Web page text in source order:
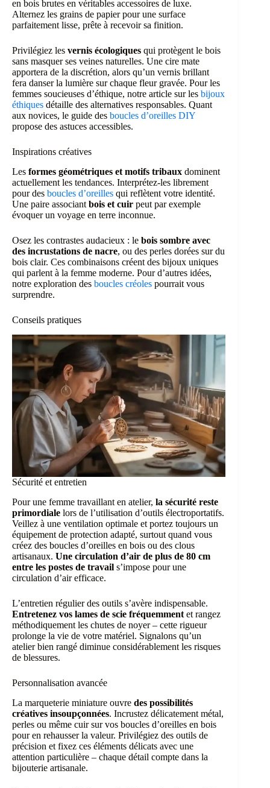
en bois brutes en véritables accessoires de luxe.
Alternez les grains de papier pour une surface
parfaitement lisse, prête à recevoir sa finition.
Privilégiez les vernis écologiques qui protègent le bois
sans masquer ses veines naturelles. Une cire mate
apportera de la discrétion, alors qu’un vernis brillant
fera danser la lumière sur chaque fleur gravée. Pour les
femmes soucieuses d’éthique, notre article sur les bijoux
éthiques détaille des alternatives responsables. Quant
aux novices, le guide des boucles d’oreilles DIY
propose des astuces accessibles.
Inspirations créatives
Les formes géométriques et motifs tribaux dominent
actuellement les tendances. Interprétez-les librement
pour des boucles d’oreilles qui reflètent votre identité.
Une paire associant bois et cuir peut par exemple
évoquer un voyage en terre inconnue.
Osez les contrastes audacieux : le bois sombre avec
des incrustations de nacre, ou des perles dorées sur du
bois clair. Ces combinaisons créent des bijoux uniques
qui parlent à la femme moderne. Pour d’autres idées,
notre exploration des boucles créoles pourrait vous
surprendre.
Conseils pratiques
Sécurité et entretien
Pour une femme travaillant en atelier, la sécurité reste
primordiale lors de l’utilisation d’outils électroportatifs.
Veillez à une ventilation optimale et portez toujours un
équipement de protection adapté, surtout quand vous
créez des boucles d’oreilles en bois ou des clous
artisanaux. Une circulation d’air de plus de 80 cm
entre les postes de travail s’impose pour une
circulation d’air efficace.
L’entretien régulier des outils s’avère indispensable.
Entretenez vos lames de scie fréquemment et rangez
méthodiquement les chutes de noyer – cette rigueur
prolonge la vie de votre matériel. Signalons qu’un
atelier bien rangé diminue considérablement les risques
de blessures.
Personnalisation avancée
La marqueterie miniature ouvre des possibilités
créatives insoupçonnées. Incrustez délicatement métal,
perles ou même cuir sur vos boucles d’oreilles en bois
pour en rehausser la valeur. Privilégiez des outils de
précision et fixez ces éléments délicats avec une
attention particulière – chaque détail compte dans la
bijouterie artisanale.